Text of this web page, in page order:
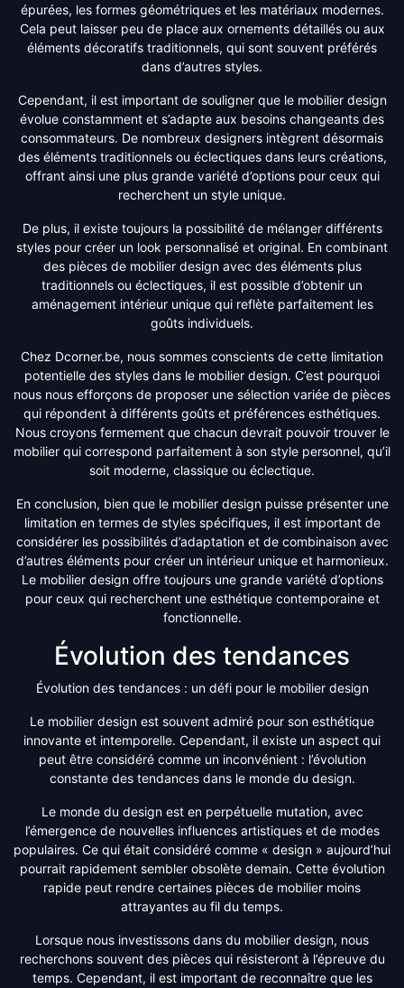
épurées, les formes géométriques et les matériaux modernes.
Cela peut laisser peu de place aux ornements détaillés ou aux
éléments décoratifs traditionnels, qui sont souvent préférés
dans d’autres styles.
Cependant, il est important de souligner que le mobilier design
évolue constamment et s’adapte aux besoins changeants des
consommateurs. De nombreux designers intègrent désormais
des éléments traditionnels ou éclectiques dans leurs créations,
offrant ainsi une plus grande variété d’options pour ceux qui
recherchent un style unique.
De plus, il existe toujours la possibilité de mélanger différents
styles pour créer un look personnalisé et original. En combinant
des pièces de mobilier design avec des éléments plus
traditionnels ou éclectiques, il est possible d’obtenir un
aménagement intérieur unique qui reflète parfaitement les
goûts individuels.
Chez Dcorner.be, nous sommes conscients de cette limitation
potentielle des styles dans le mobilier design. C’est pourquoi
nous nous efforçons de proposer une sélection variée de pièces
qui répondent à différents goûts et préférences esthétiques.
Nous croyons fermement que chacun devrait pouvoir trouver le
mobilier qui correspond parfaitement à son style personnel, qu’il
soit moderne, classique ou éclectique.
En conclusion, bien que le mobilier design puisse présenter une
limitation en termes de styles spécifiques, il est important de
considérer les possibilités d’adaptation et de combinaison avec
d’autres éléments pour créer un intérieur unique et harmonieux.
Le mobilier design offre toujours une grande variété d’options
pour ceux qui recherchent une esthétique contemporaine et
fonctionnelle.
Évolution des tendances
Évolution des tendances : un défi pour le mobilier design
Le mobilier design est souvent admiré pour son esthétique
innovante et intemporelle. Cependant, il existe un aspect qui
peut être considéré comme un inconvénient : l’évolution
constante des tendances dans le monde du design.
Le monde du design est en perpétuelle mutation, avec
l’émergence de nouvelles influences artistiques et de modes
populaires. Ce qui était considéré comme « design » aujourd’hui
pourrait rapidement sembler obsolète demain. Cette évolution
rapide peut rendre certaines pièces de mobilier moins
attrayantes au fil du temps.
Lorsque nous investissons dans du mobilier design, nous
recherchons souvent des pièces qui résisteront à l’épreuve du
temps. Cependant, il est important de reconnaître que les